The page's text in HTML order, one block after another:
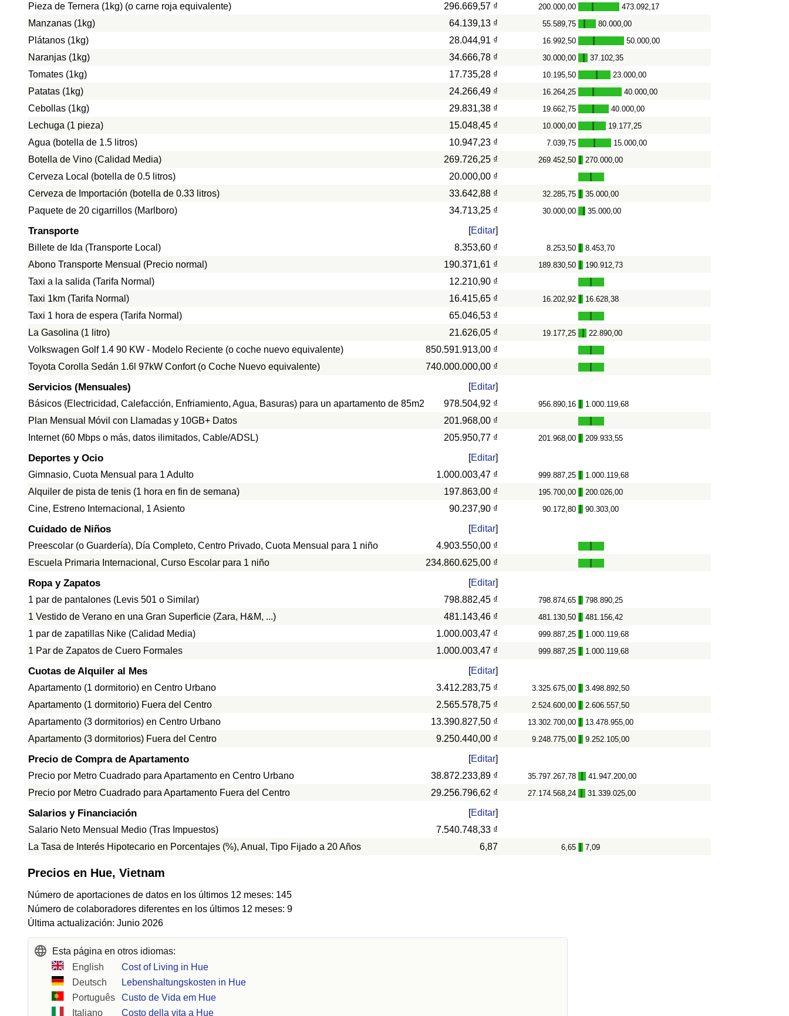
Pieza de Ternera (1kg) (o carne roja equivalente) 296.669,57 ₫ 200.000,00 - 473.092,17
Manzanas (1kg) 64.139,13 ₫ 55.589,75 - 80.000,00
Plátanos (1kg) 28.044,91 ₫ 16.992,50 - 50.000,00
Naranjas (1kg) 34.666,78 ₫ 30.000,00 - 37.102,35
Tomates (1kg) 17.735,28 ₫ 10.195,50 - 23.000,00
Patatas (1kg) 24.266,49 ₫ 16.264,25 - 40.000,00
Cebollas (1kg) 29.831,38 ₫ 19.662,75 - 40.000,00
Lechuga (1 pieza) 15.048,45 ₫ 10.000,00 - 19.177,25
Agua (botella de 1.5 litros) 10.947,23 ₫ 7.039,75 - 15.000,00
Botella de Vino (Calidad Media) 269.726,25 ₫ 269.452,50 - 270.000,00
Cerveza Local (botella de 0.5 litros)
20.000,00 ₫
Cerveza de Importación (botella de 0.33 litros)
33.642,88 ₫ 32.285,75 - 35.000,00
Paquete de 20 cigarrillos (Marlboro) 34.713,25 ₫ 30.000,00 - 35.000,00
Transporte [Editar]
Billete de Ida (Transporte Local)
8.353,60 ₫ 8.253,50 - 8.453,70
Abono Transporte Mensual (Precio normal) 190.371,61 ₫ 189.830,50 - 190.912,73
Taxi a la salida (Tarifa Normal)
12.210,90 ₫
Taxi 1km (Tarifa Normal)
16.415,65 ₫ 16.202,92 - 16.628,38
Taxi 1 hora de espera (Tarifa Normal)
65.046,53 ₫
La Gasolina (1 litro)
21.626,05 ₫ 19.177,25 - 22.890,00
Volkswagen Golf 1.4 90 KW - Modelo Reciente (o coche nuevo equivalente)
850.591.913,00 ₫
Toyota Corolla Sedán 1.6l 97kW Confort (o Coche Nuevo equivalente)
740.000.000,00 ₫
Servicios (Mensuales) [Editar]
Básicos (Electricidad, Calefacción, Enfriamiento, Agua, Basuras) para un apartamento de 85m2
978.504,92 ₫ 956.890,16 - 1.000.119,68
Plan Mensual Móvil con Llamadas y 10GB+ Datos
201.968,00 ₫
Internet (60 Mbps o más, datos ilimitados, Cable/ADSL)
205.950,77 ₫ 201.968,00 - 209.933,55
Deportes y Ocio [Editar]
Gimnasio, Cuota Mensual para 1 Adulto
1.000.003,47 ₫ 999.887,25 - 1.000.119,68
Alquiler de pista de tenis (1 hora en fin de semana) 197.863,00 ₫ 195.700,00 - 200.026,00
Cine, Estreno Internacional, 1 Asiento 90.237,90 ₫ 90.172,80 - 90.303,00
Cuidado de Niños [Editar]
Preescolar (o Guardería), Día Completo, Centro Privado, Cuota Mensual para 1 niño
4.903.550,00 ₫
Escuela Primaria Internacional, Curso Escolar para 1 niño
234.860.625,00 ₫
Ropa y Zapatos [Editar]
1 par de pantalones (Levis 501 o Similar)
798.882,45 ₫ 798.874,65 - 798.890,25
1 Vestido de Verano en una Gran Superficie (Zara, H&M, ...) 481.143,46 ₫ 481.130,50 - 481.156,42
1 par de zapatillas Nike (Calidad Media) 1.000.003,47 ₫ 999.887,25 - 1.000.119,68
1 Par de Zapatos de Cuero Formales 1.000.003,47 ₫ 999.887,25 - 1.000.119,68
Cuotas de Alquiler al Mes [Editar]
Apartamento (1 dormitorio) en Centro Urbano
3.412.283,75 ₫ 3.325.675,00 - 3.498.892,50
Apartamento (1 dormitorio) Fuera del Centro 2.565.578,75 ₫ 2.524.600,00 - 2.606.557,50
Apartamento (3 dormitorios) en Centro Urbano 13.390.827,50 ₫ 13.302.700,00 - 13.478.955,00
Apartamento (3 dormitorios) Fuera del Centro 9.250.440,00 ₫ 9.248.775,00 - 9.252.105,00
Precio de Compra de Apartamento [Editar]
Precio por Metro Cuadrado para Apartamento en Centro Urbano
38.872.233,89 ₫ 35.797.267,78 - 41.947.200,00
Precio por Metro Cuadrado para Apartamento Fuera del Centro 29.256.796,62 ₫ 27.174.568,24 - 31.339.025,00
Salarios y Financiación [Editar]
Salario Neto Mensual Medio (Tras Impuestos)
7.540.748,33 ₫
La Tasa de Interés Hipotecario en Porcentajes (%), Anual, Tipo Fijado a 20 Años
6,87 6,65 - 7,09
Precios en Hue, Vietnam
Número de aportaciones de datos en los últimos 12 meses: 145
Número de colaboradores diferentes en los últimos 12 meses: 9
Última actualización: Junio 2026
Esta página en otros idiomas:
English
Cost of Living in Hue
Deutsch
Lebenshaltungskosten in Hue
Português
Custo de Vida em Hue
Italiano
Costo della vita a Hue